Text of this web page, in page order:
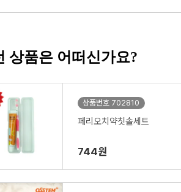
상품은 어떠신가요?
상품번호 702810
페리오치약칫솔세트
744원